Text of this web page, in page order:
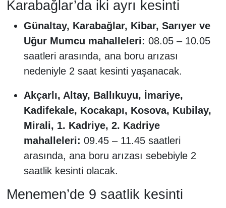
Karabağlar’da iki ayrı kesinti
Günaltay, Karabağlar, Kibar, Sarıyer ve
Uğur Mumcu mahalleleri: 08.05 – 10.05
saatleri arasında, ana boru arızası
nedeniyle 2 saat kesinti yaşanacak.
Akçarlı, Altay, Ballıkuyu, İmariye,
Kadifekale, Kocakapı, Kosova, Kubilay,
Mirali, 1. Kadriye, 2. Kadriye
mahalleleri: 09.45 – 11.45 saatleri
arasında, ana boru arızası sebebiyle 2
saatlik kesinti olacak.
Menemen’de 9 saatlik kesinti